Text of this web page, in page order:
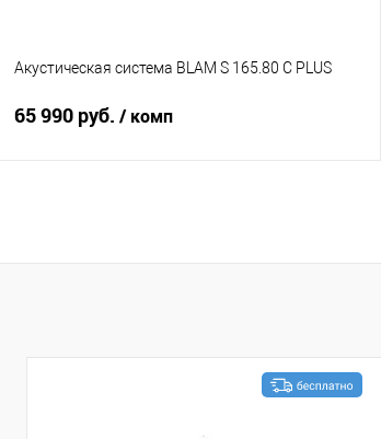
Акустическая система BLAM S 165.80 C PLUS
65 990 руб. / комп
Сравнение В избранное